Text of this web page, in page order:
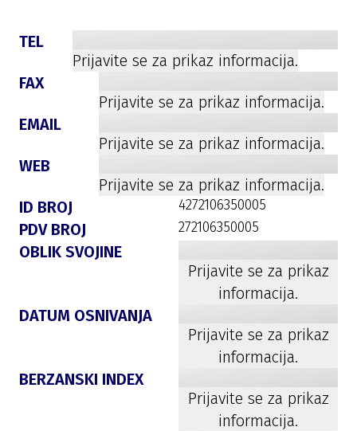
TEL
Prijavite se za prikaz informacija.
FAX
Prijavite se za prikaz informacija.
EMAIL
Prijavite se za prikaz informacija.
WEB
Prijavite se za prikaz informacija.
ID BROJ
4272106350005
PDV BROJ 272106350005
OBLIK SVOJINE
Prijavite se za prikaz
informacija.
DATUM OSNIVANJA
Prijavite se za prikaz
informacija.
BERZANSKI INDEX
Prijavite se za prikaz
informacija.